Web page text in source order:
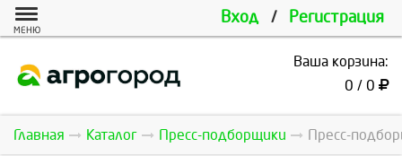
Вход / Регистрация
МЕНЮ
Ваша корзина:
0 / 0
Главная Каталог Пресс-подборщики Пресс-